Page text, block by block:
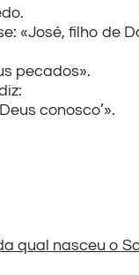
«José, filho de
pecados».
conosco’».
qual nasceu o